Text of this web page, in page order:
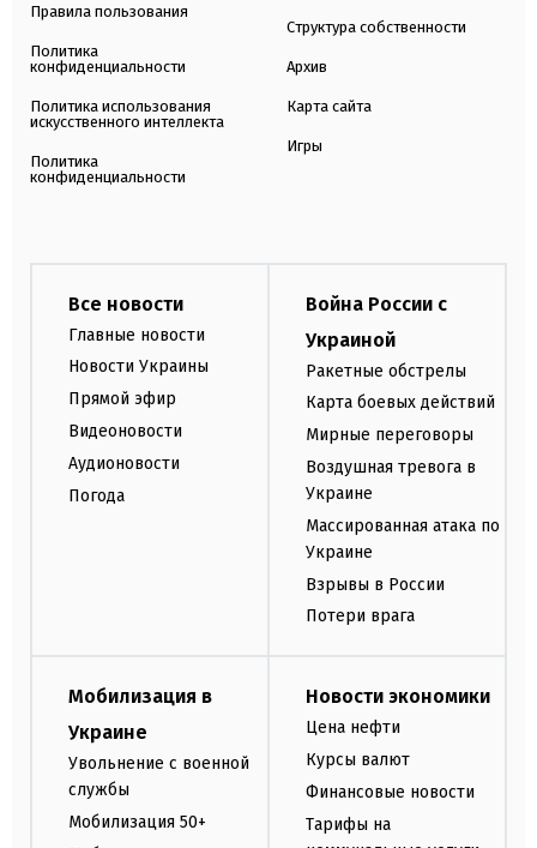
Правила пользования
Политика
конфиденциальности
Политика использования
искусственного интеллекта
Политика
конфиденциальности
Структура собственности
Архив
Карта сайта
Игры
Все новости
Главные новости
Новости Украины
Прямой эфир
Видеоновости
Аудионовости
Погода
Война России с
Украиной
Ракетные обстрелы
Карта боевых действий
Мирные переговоры
Воздушная тревога в
Украине
Массированная атака по
Украине
Взрывы в России
Потери врага
Мобилизация в
Украине
Увольнение с военной
службы
Мобилизация 50+
Новости экономики
Цена нефти
Курсы валют
Финансовые новости
Тарифы на